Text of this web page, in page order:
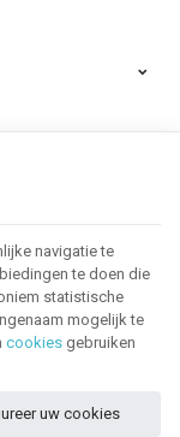
navigatie te
te doen die
statistische
mogelijk te
cookies gebruiken
uw cookies